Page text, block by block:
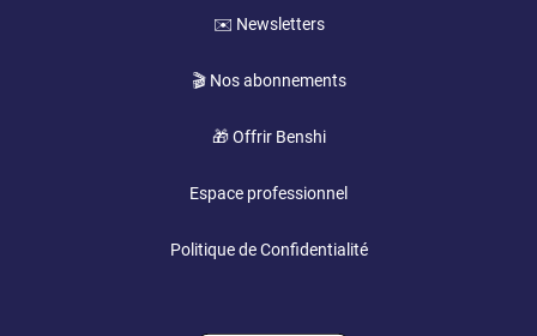
✉️ Newsletters
🎬 Nos abonnements
🎁 Offrir Benshi
Espace professionnel
Politique de Confidentialité